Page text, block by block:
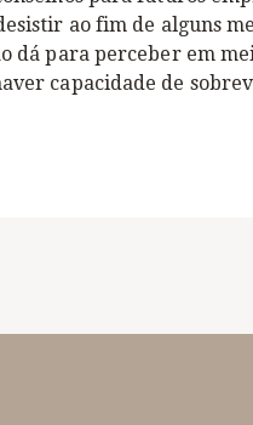
ao fim de alguns
dá para perceber em
capacidade de